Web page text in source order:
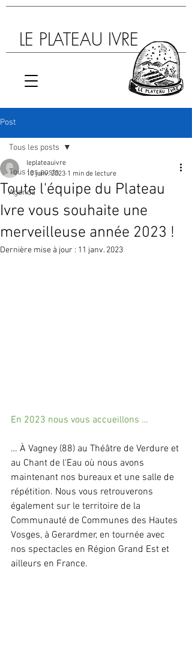
LE PLATEAU IVRE
Post
Tous les posts
Agenda
Tous les posts
Toute l'équipe du Plateau
Ivre vous souhaite une
merveilleuse année 2023 !
leplateauivre
10 janv. 2023 1 min de lecture
Dernière mise à jour : 11 janv. 2023
En 2023 nous vous accueillons …
… À Vagney (88) au Théâtre de Verdure et
au Chant de l'Eau où nous avons
maintenant nos bureaux et une salle de
répétition. Nous vous retrouverons
également sur le territoire de la
Communauté de Communes des Hautes
Vosges, à Gerardmer, en tournée avec
nos spectacles en Région Grand Est et
ailleurs en France.